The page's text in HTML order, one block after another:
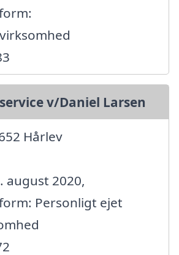
v/Daniel Larsen
Hårlev
august 2020,
Personligt ejet